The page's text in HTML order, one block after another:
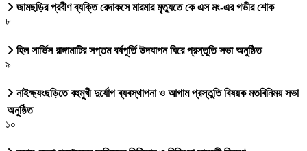
জামছড়ির প্রবীণ ব্যক্তি রেদাকসে মারমার মৃত্যুতে কে এস মং-এর গভীর শোক
৮
হিল সার্ভিস রাঙ্গামাটির সপ্তম বর্ষপূর্তি উদযাপন ঘিরে প্রস্তুতি সভা অনুষ্ঠিত
৯
নাইক্ষ্যংছড়িতে বহুমুখী দুর্যোগ ব্যবস্থাপনা ও আগাম প্রস্তুতি বিষয়ক মতবিনিময় সভা
অনুষ্ঠিত
১০